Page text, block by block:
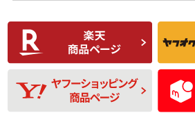
C
比較的きれいな中古
品
C
D
使用感や目立つ傷が
あり、一般的な中古
品
D